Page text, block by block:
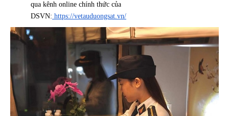
qua kênh online chính thức của
DSVN: https://vetauduongsat.vn/